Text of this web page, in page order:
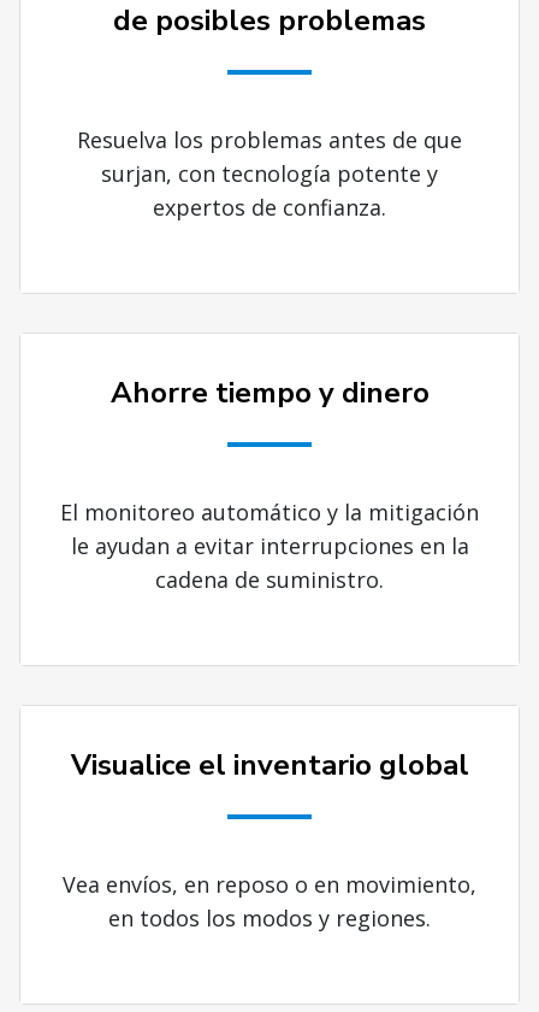
de posibles problemas
Resuelva los problemas antes de que
surjan, con tecnología potente y
expertos de confianza.
Ahorre tiempo y dinero
El monitoreo automático y la mitigación
le ayudan a evitar interrupciones en la
cadena de suministro.
Visualice el inventario global
Vea envíos, en reposo o en movimiento,
en todos los modos y regiones.